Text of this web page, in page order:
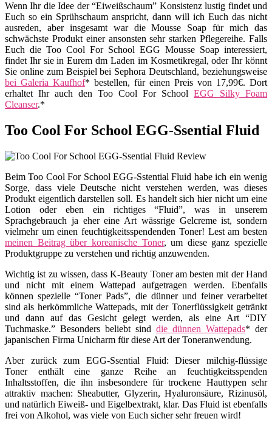
Wenn Ihr die Idee der “Eiweißschaum” Konsistenz lustig findet und
Euch so ein Sprühschaum anspricht, dann will ich Euch das nicht
ausreden, aber insgesamt war die Mousse Soap für mich das
schwächste Produkt einer ansonsten sehr starken Pflegereihe. Falls
Euch die Too Cool For School EGG Mousse Soap interessiert,
findet Ihr sie in Eurem dm Laden im Kosmetikregal, oder Ihr könnt
Sie online zum Beispiel bei Sephora Deutschland, beziehungsweise
bei Galeria Kaufhof* bestellen, für einen Preis von 17,99€. Dort
erhaltet Ihr auch den Too Cool For School EGG Silky Foam
Cleanser.*
Too Cool For School EGG-Ssential Fluid
Beim Too Cool For School EGG-Sstential Fluid habe ich ein wenig
Sorge, dass viele Deutsche nicht verstehen werden, was dieses
Produkt eigentlich darstellen soll. Es handelt sich hier nicht um eine
Lotion oder eben ein richtiges “Fluid”, was in unserem
Sprachgebrauch ja eher eine Art wässrige Gelcreme ist, sondern
vielmehr um einen feuchtigkeitsspendenden Toner! Lest am besten
meinen Beitrag über koreanische Toner, um diese ganz spezielle
Produktgruppe zu verstehen und richtig anzuwenden.
Wichtig ist zu wissen, dass K-Beauty Toner am besten mit der Hand
und nicht mit einem Wattepad aufgetragen werden. Ebenfalls
können spezielle “Toner Pads”, die dünner und feiner verarbeitet
sind als herkömmliche Wattepads, mit der Tonerflüssigkeit getränkt
und dann auf das Gesicht gelegt werden, als eine Art “DIY
Tuchmaske.” Besonders beliebt sind die dünnen Wattepads* der
japanischen Firma Unicharm für diese Art der Toneranwendung.
Aber zurück zum EGG-Ssential Fluid: Dieser milchig-flüssige
Toner enthält eine ganze Reihe an feuchtigkeitsspenden
Inhaltsstoffen, die ihn insbesondere für trockene Hauttypen sehr
attraktiv machen: Sheabutter, Glyzerin, Hyaluronsäure, Rizinusöl,
und natürlich Eiweiß- und Eigelbextrakt, klar. Das Fluid ist ebenfalls
frei von Alkohol, was viele von Euch sicher sehr freuen wird!